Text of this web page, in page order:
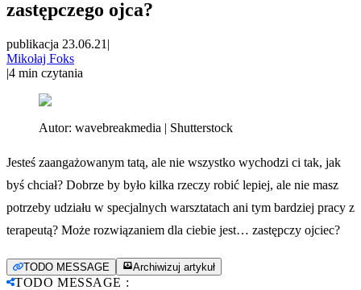
zastępczego ojca?
publikacja 23.06.21 |
Mikołaj Foks
|4 min czytania
Autor: wavebreakmedia | Shutterstock
Jesteś zaangażowanym tatą, ale nie wszystko wychodzi ci tak, jak
byś chciał? Dobrze by było kilka rzeczy robić lepiej, ale nie masz
potrzeby udziału w specjalnych warsztatach ani tym bardziej pracy z
terapeutą? Może rozwiązaniem dla ciebie jest… zastępczy ojciec?
TODO MESSAGE Archiwizuj artykuł
TODO MESSAGE :